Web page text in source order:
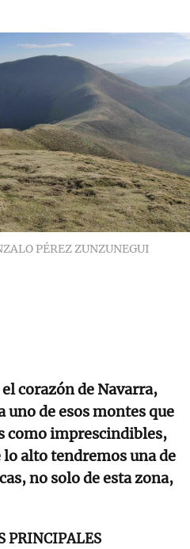
PÉREZ ZUNZUNEGUI
corazón de Navarra,
uno de esos montes que
como imprescindibles,
lo alto tendremos una de
no solo de esta zona,
PRINCIPALES